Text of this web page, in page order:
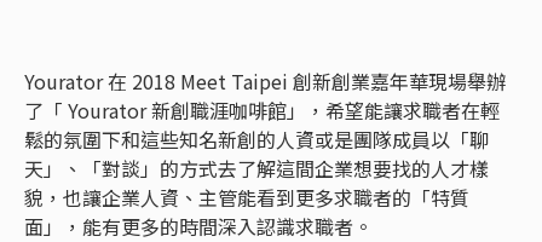
Yourator 在 2018 Meet Taipei 創新創業嘉年華現場舉辦
了「 Yourator 新創職涯咖啡館」，希望能讓求職者在輕
鬆的氛圍下和這些知名新創的人資或是團隊成員以「聊
天」、「對談」的方式去了解這間企業想要找的人才樣
貌，也讓企業人資、主管能看到更多求職者的「特質
面」，能有更多的時間深入認識求職者。